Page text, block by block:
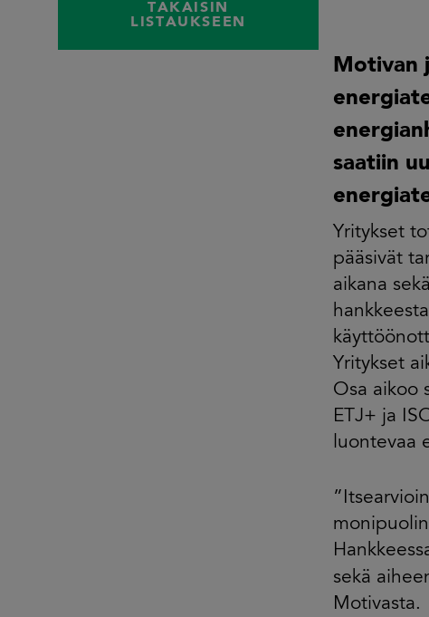
TAKAISIN
LISTAUKSEEN
Motivan
saatiin
Yritykset
pääsivät
aikana
Yritykset
Osa aikoo
ETJ+ ja
luontevaa
sekä
Motivasta.